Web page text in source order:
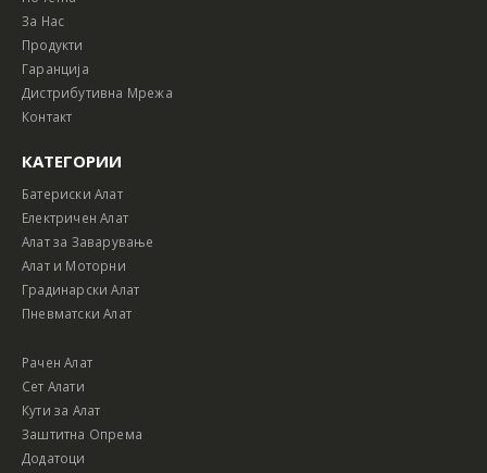
За Нас
Продукти
Гаранција
Дистрибутивна Мрежа
Контакт
КАТЕГОРИИ
Батериски Алат
Електричен Алат
Алат за Заварување
Алат и Моторни
Градинарски Алат
Пневматски Алат
Рачен Алат
Сет Алати
Кути за Алат
Заштитна Опрема
Додатоци